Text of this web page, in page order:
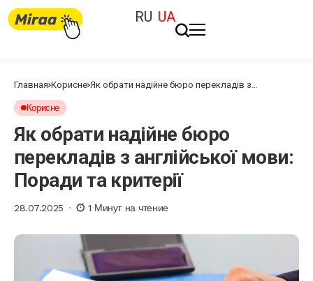
RU UA
Главная Корисне Як обрати надійне бюро перекладів з
Корисне
Як обрати надійне бюро
перекладів з англійської мови:
Поради та критерії
28.07.2025 1 Минут на чтение